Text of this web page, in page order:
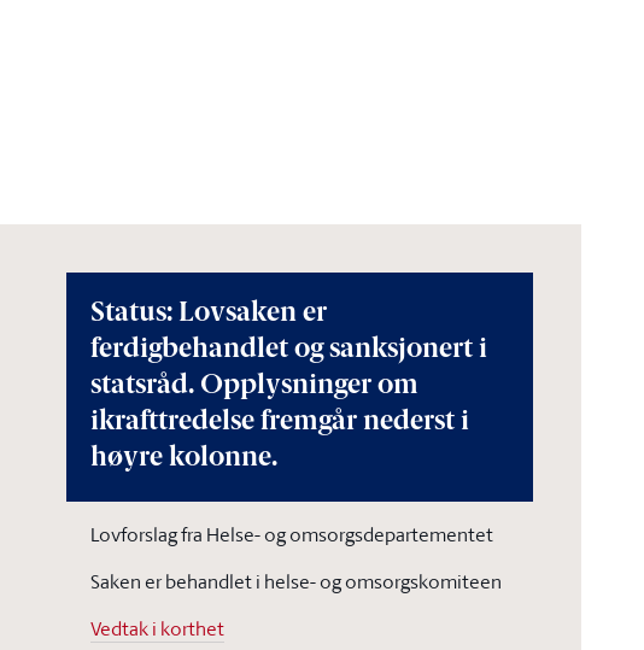
Status: Lovsaken er
ferdigbehandlet og sanksjonert i
statsråd. Opplysninger om
ikrafttredelse fremgår nederst i
høyre kolonne.
Lovforslag fra Helse- og omsorgsdepartementet
Saken er behandlet i helse- og omsorgskomiteen
Vedtak i korthet